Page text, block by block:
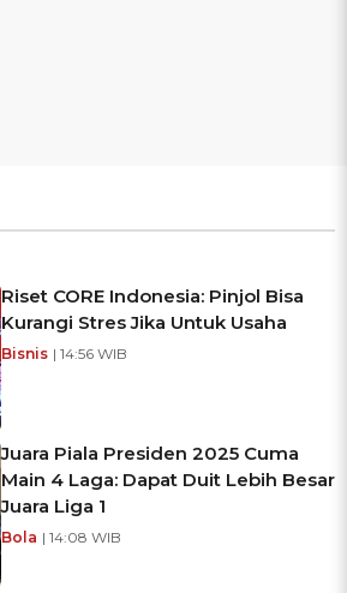
Riset CORE Indonesia: Pinjol Bisa
Kurangi Stres Jika Untuk Usaha
Bisnis | 14:56 WIB
Juara Piala Presiden 2025 Cuma
Main 4 Laga: Dapat Duit Lebih Besar
Juara Liga 1
Bola | 14:08 WIB